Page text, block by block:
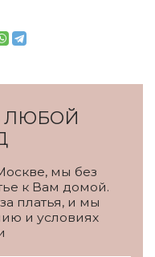
ЛЮБОЙ
мы без
к Вам домой.
платья, и мы
и условиях